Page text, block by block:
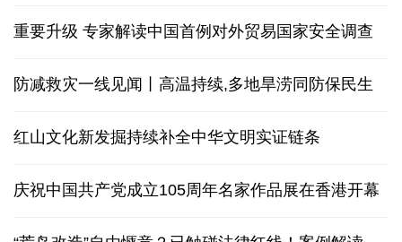
重要升级 专家解读中国首例对外贸易国家安全调查
防减救灾一线见闻丨高温持续,多地旱涝同防保民生
红山文化新发掘持续补全中华文明实证链条
庆祝中国共产党成立105周年名家作品展在香港开幕